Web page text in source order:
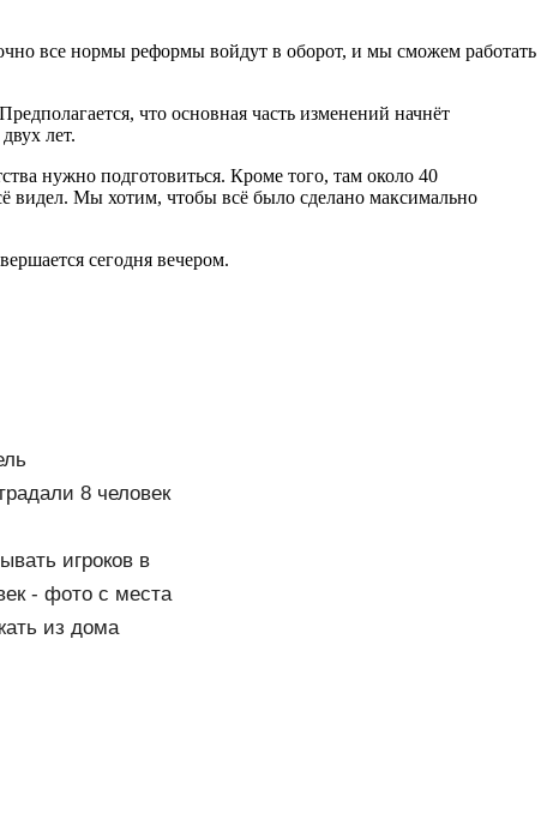
все нормы реформы войдут в оборот, и мы сможем работать
что основная часть изменений начнёт
лет.
нужно подготовиться. Кроме того, там около 40
видел. Мы хотим, чтобы всё было сделано максимально
сегодня вечером.
8 человек
игроков в
- фото с места
из дома